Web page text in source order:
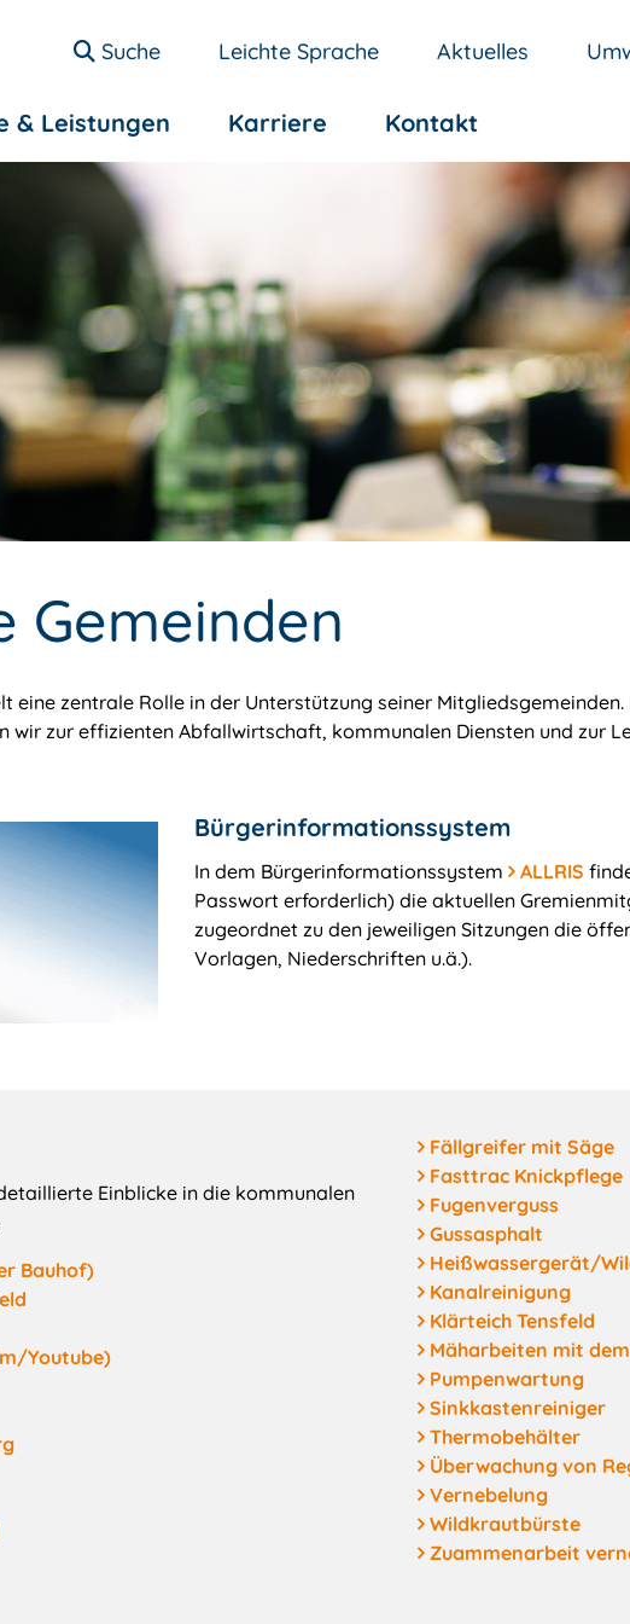
Suche Leichte Sprache Aktuelles
& Leistungen Karriere Kontakt
Gemeinden
eine zentrale Rolle in der Unterstützung seiner
wir zur effizienten Abfallwirtschaft, kommunalen Diensten und zur
Bürgerinformationssystem
In dem Bürgerinformationssystem ALLRIS
Passwort erforderlich) die aktuellen
zugeordnet zu den jeweiligen Sitzungen die
Vorlagen, Niederschriften u.ä.).
Einblicke in die kommunalen
Bauhof)
Youtube)
Fällgreifer mit Säge
Fasttrac Knickpflege
Fugenverguss
Gussasphalt
Heißwassergerät/
Kanalreinigung
Klärteich Tensfeld
Mäharbeiten mit
Pumpenwartung
Sinkkastenreiniger
Thermobehälter
Überwachung von
Vernebelung
Wildkrautbürste
Zuammenarbeit